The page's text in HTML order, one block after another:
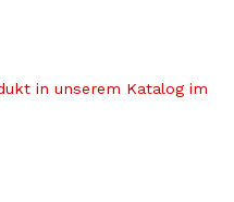
in unserem Katalog im